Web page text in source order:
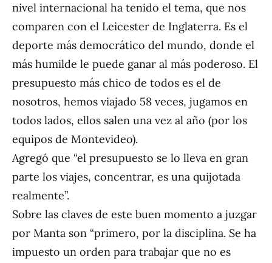
nivel internacional ha tenido el tema, que nos
comparen con el Leicester de Inglaterra. Es el
deporte más democrático del mundo, donde el
más humilde le puede ganar al más poderoso. El
presupuesto más chico de todos es el de
nosotros, hemos viajado 58 veces, jugamos en
todos lados, ellos salen una vez al año (por los
equipos de Montevideo).
Agregó que “el presupuesto se lo lleva en gran
parte los viajes, concentrar, es una quijotada
realmente”.
Sobre las claves de este buen momento a juzgar
por Manta son “primero, por la disciplina. Se ha
impuesto un orden para trabajar que no es